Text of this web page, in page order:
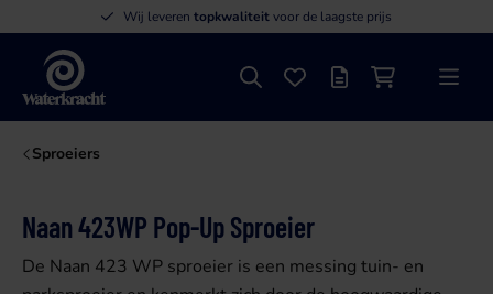
Wij leveren topkwaliteitvoor de laagste prijs
Waterkracht
ZoekenFavorieten
OffertelijstWinkelwagen
Menu
Sproeiers
Naan 423WP Pop-Up Sproeier
De Naan 423 WP sproeier is een messing tuin- en